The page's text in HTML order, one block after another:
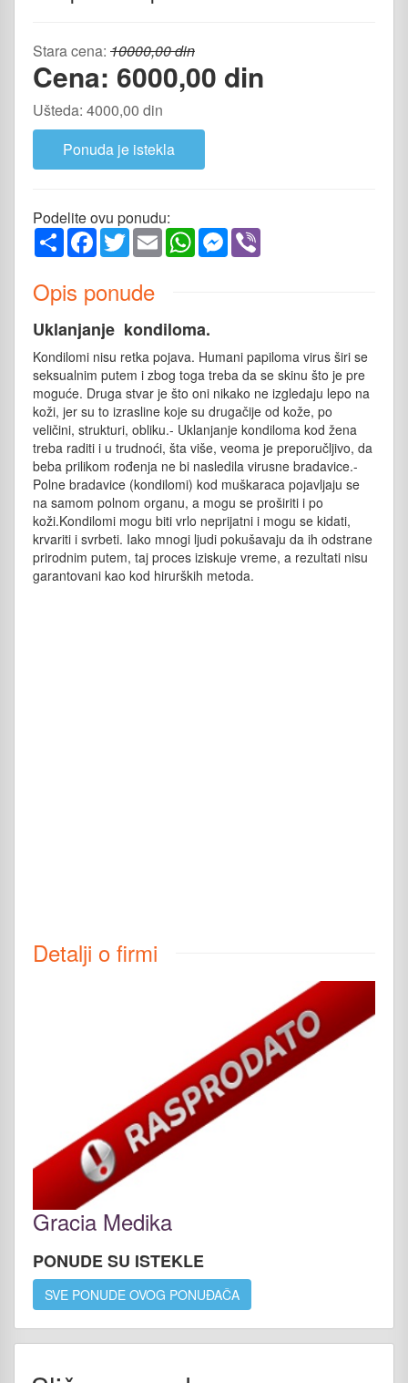
Stara cena: 10000,00 din
Cena: 6000,00 din
Ušteda: 4000,00 din
Ponuda je istekla
Podelite ovu ponudu:
ShareFacebook
TwitterEmailWhatsAppMessenger
Opis ponude
Uklanjanje kondiloma.
Kondilomi nisu retka pojava. Humani papiloma virus širi se
seksualnim putem i zbog toga treba da se skinu što je pre
moguće. Druga stvar je što oni nikako ne izgledaju lepo na
koži, jer su to izrasline koje su drugačije od kože, po
veličini, strukturi, obliku.- Uklanjanje kondiloma kod žena
treba raditi i u trudnoći, šta više, veoma je preporučljivo, da
beba prilikom rođenja ne bi nasledila virusne bradavice.-
Polne bradavice (kondilomi) kod muškaraca pojavljaju se
na samom polnom organu, a mogu se proširiti i po
koži.Kondilomi mogu biti vrlo neprijatni i mogu se kidati,
krvariti i svrbeti. Iako mnogi ljudi pokušavaju da ih odstrane
prirodnim putem, taj proces iziskuje vreme, a rezultati nisu
garantovani kao kod hirurških metoda.
Detalji o firmi
Gracia Medika
PONUDE SU ISTEKLE
SVE PONUDE OVOG PONUĐAČA